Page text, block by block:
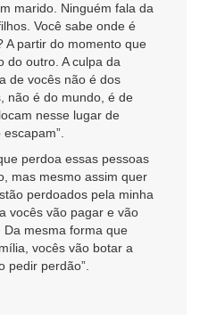
marido. Ninguém fala da
Você sabe onde é
A partir do momento que
do outro. A culpa da
de vocês não é dos
não é do mundo, é de
nesse lugar de
perdoa essas pessoas
mas mesmo assim quer
perdoados pela minha
vocês vão pagar e vão
mesma forma que
vocês vão botar a
pedir perdão”.